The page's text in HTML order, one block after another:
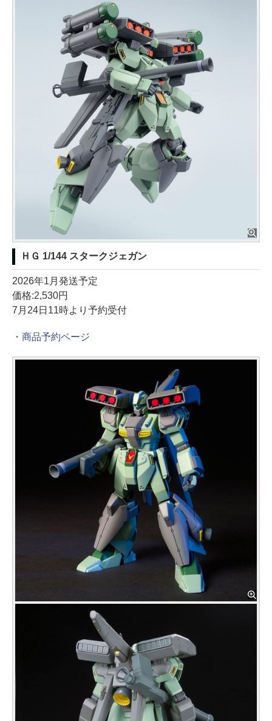
ＨＧ 1/144 スタークジェガン
2026年1月発送予定
価格:2,530円
7月24日11時より予約受付
・商品予約ページ